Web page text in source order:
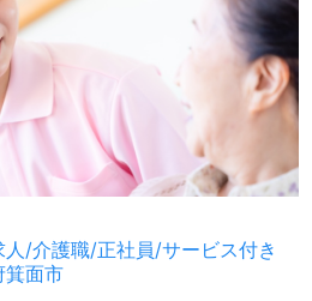
ございますので、普通自動車免
募集詳細等、担当コンサルタン
い合わせも遠慮なくお願いしま
祉業界の正社員/パート求人探
求人情報収集、将来的に検討の
求人紹介、年収交渉など完全無
けます。＜非公開求人も取扱い
と一緒に転職活動！お問い合わ
/介護職/正社員/サービス付き
箕面市